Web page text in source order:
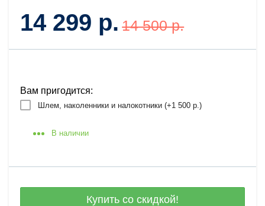
14 299 р. 14 500 р.
Вам пригодится:
Шлем, наколенники и налокотники (+1 500 р.)
В наличии
Купить со скидкой!